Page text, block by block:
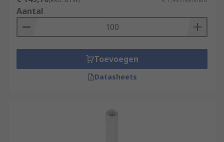
Aantal
Toevoegen
Datasheets